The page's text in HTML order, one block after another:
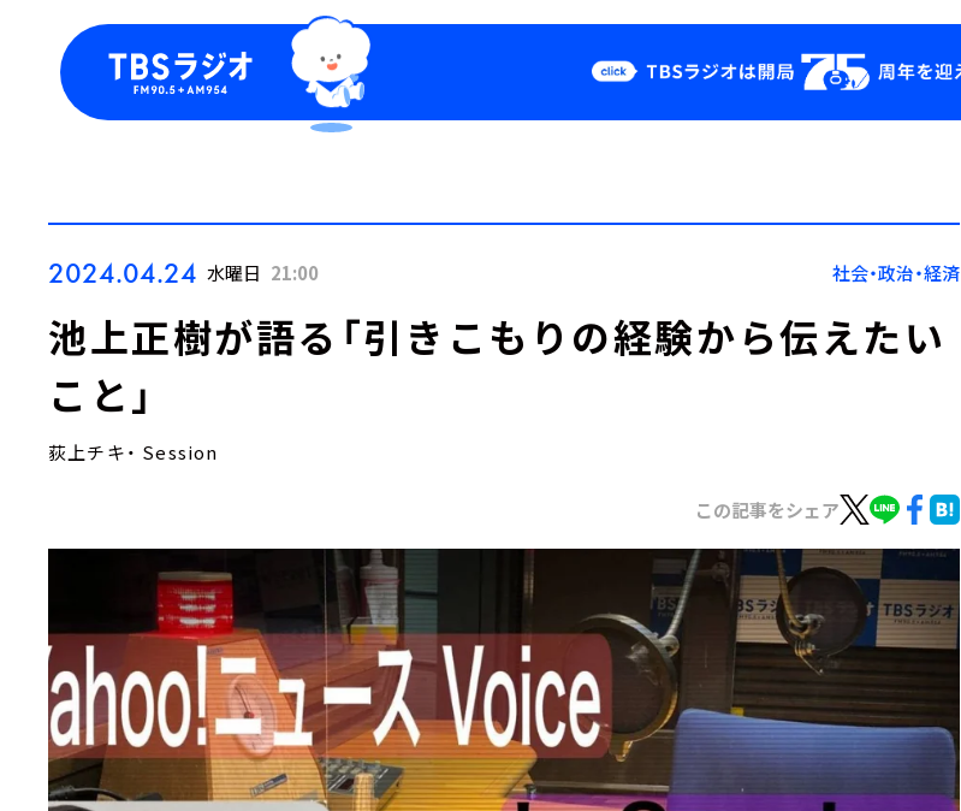
Podcast
YouTube
会社情報
2024.04.24 水曜日 21:00 社会・政治・経済
池上正樹が語る「引きこもりの経験から伝えたい
こと」
荻上チキ・ Session
この記事をシェア